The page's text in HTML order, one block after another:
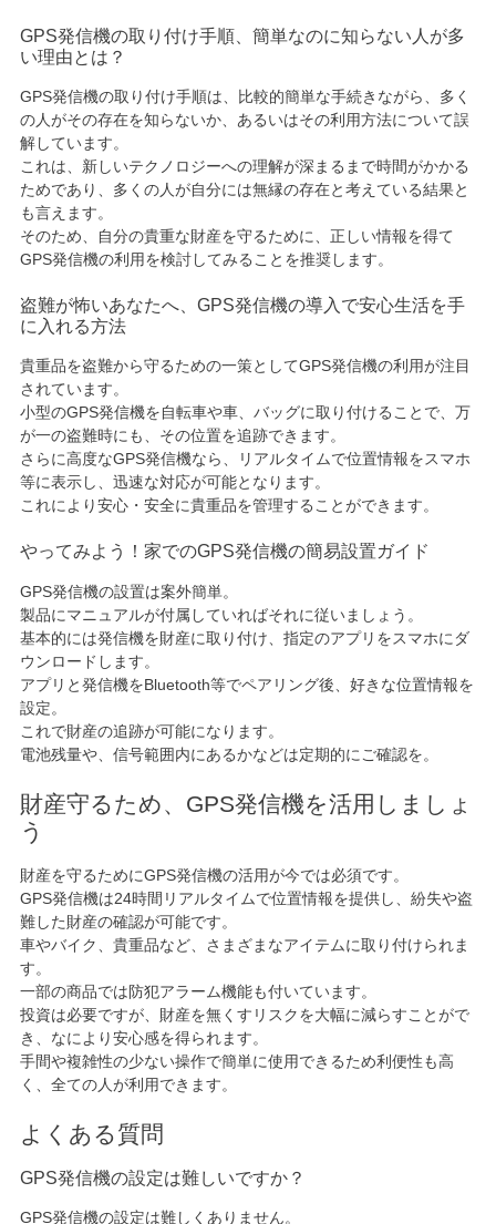
GPS発信機の取り付け手順、簡単なのに知らない人が多
い理由とは？
GPS発信機の取り付け手順は、比較的簡単な手続きながら、多く
の人がその存在を知らないか、あるいはその利用方法について誤
解しています。
これは、新しいテクノロジーへの理解が深まるまで時間がかかる
ためであり、多くの人が自分には無縁の存在と考えている結果と
も言えます。
そのため、自分の貴重な財産を守るために、正しい情報を得て
GPS発信機の利用を検討してみることを推奨します。
盗難が怖いあなたへ、GPS発信機の導入で安心生活を手
に入れる方法
貴重品を盗難から守るための一策としてGPS発信機の利用が注目
されています。
小型のGPS発信機を自転車や車、バッグに取り付けることで、万
が一の盗難時にも、その位置を追跡できます。
さらに高度なGPS発信機なら、リアルタイムで位置情報をスマホ
等に表示し、迅速な対応が可能となります。
これにより安心・安全に貴重品を管理することができます。
やってみよう！家でのGPS発信機の簡易設置ガイド
GPS発信機の設置は案外簡単。
製品にマニュアルが付属していればそれに従いましょう。
基本的には発信機を財産に取り付け、指定のアプリをスマホにダ
ウンロードします。
アプリと発信機をBluetooth等でペアリング後、好きな位置情報を
設定。
これで財産の追跡が可能になります。
電池残量や、信号範囲内にあるかなどは定期的にご確認を。
財産守るため、GPS発信機を活用しましょ
う
財産を守るためにGPS発信機の活用が今では必須です。
GPS発信機は24時間リアルタイムで位置情報を提供し、紛失や盗
難した財産の確認が可能です。
車やバイク、貴重品など、さまざまなアイテムに取り付けられま
す。
一部の商品では防犯アラーム機能も付いています。
投資は必要ですが、財産を無くすリスクを大幅に減らすことがで
き、なにより安心感を得られます。
手間や複雑性の少ない操作で簡単に使用できるため利便性も高
く、全ての人が利用できます。
よくある質問
GPS発信機の設定は難しいですか？
GPS発信機の設定は難しくありません。